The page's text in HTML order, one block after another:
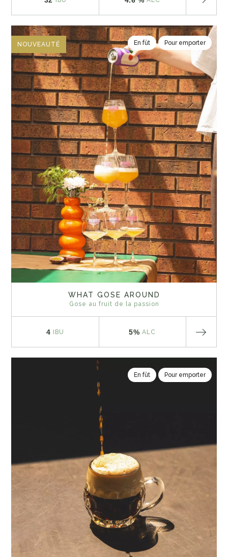
NOUVEAUTÉ En fût Pour emporter
WHAT GOSE AROUND
Gose au fruit de la passion
4 IBU 5% ALC
En fût Pour emporter